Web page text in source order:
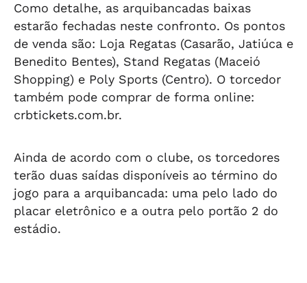
Como detalhe, as arquibancadas baixas
estarão fechadas neste confronto. Os pontos
de venda são: Loja Regatas (Casarão, Jatiúca e
Benedito Bentes), Stand Regatas (Maceió
Shopping) e Poly Sports (Centro). O torcedor
também pode comprar de forma online:
crbtickets.com.br.
Ainda de acordo com o clube, os torcedores
terão duas saídas disponíveis ao término do
jogo para a arquibancada: uma pelo lado do
placar eletrônico e a outra pelo portão 2 do
estádio.